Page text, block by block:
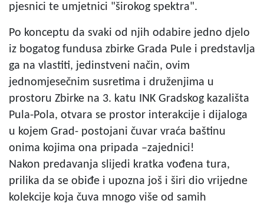
pjesnici te umjetnici "širokog spektra".
Po konceptu da svaki od njih odabire jedno djelo
iz bogatog fundusa zbirke Grada Pule i predstavlja
ga na vlastiti, jedinstveni način, ovim
jednomjesečnim susretima i druženjima u
prostoru Zbirke na 3. katu INK Gradskog kazališta
Pula-Pola, otvara se prostor interakcije i dijaloga
u kojem Grad- postojani čuvar vraća baštinu
onima kojima ona pripada –zajednici!
Nakon predavanja slijedi kratka vođena tura,
prilika da se obiđe i upozna još i širi dio vrijedne
kolekcije koja čuva mnogo više od samih